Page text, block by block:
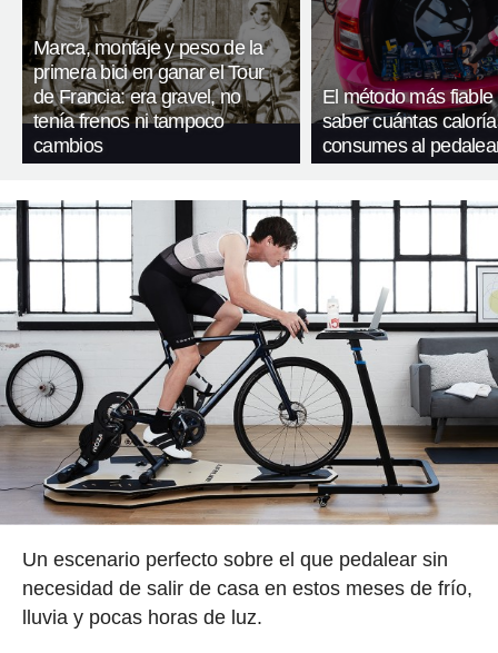
Marca, montaje y peso de la
primera bici en ganar el Tour
de Francia: era gravel, no
tenía frenos ni tampoco
cambios
El método más fiable
saber cuántas
consumes al
Un escenario perfecto sobre el que pedalear sin
necesidad de salir de casa en estos meses de frío,
lluvia y pocas horas de luz.